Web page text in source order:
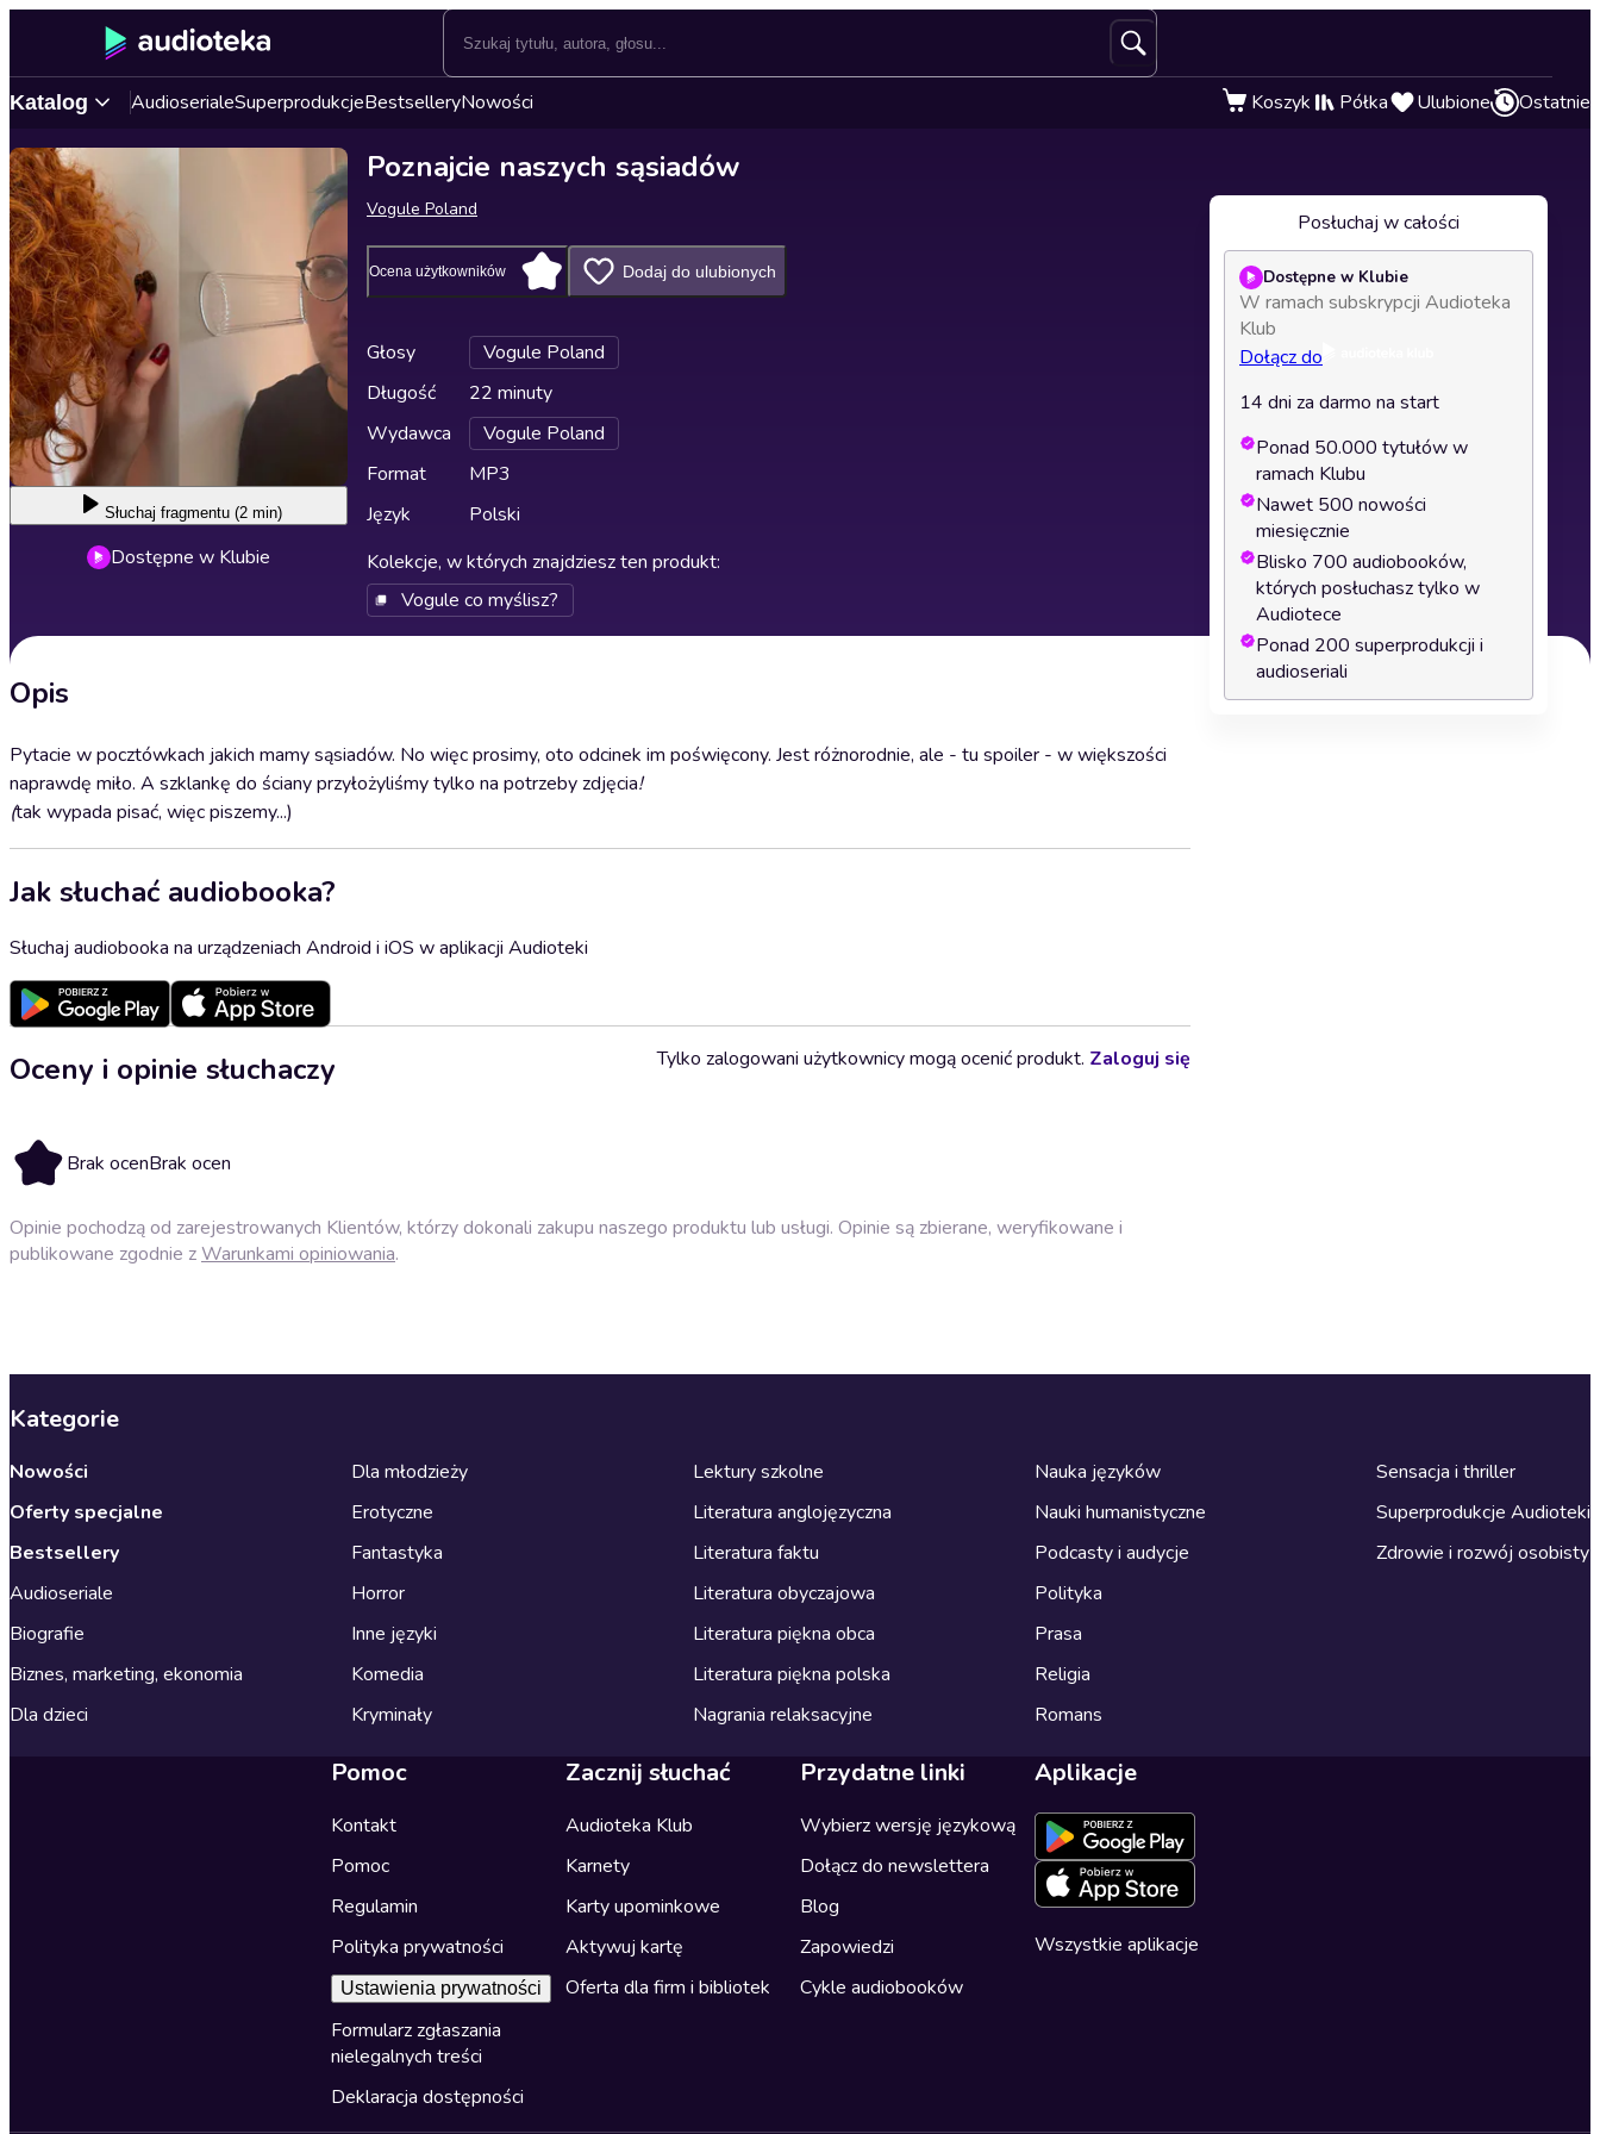
Katalog AudioserialeSuperprodukcjeBestselleryNowości Koszyk Półka Ulubione Ostatnie
Słuchaj fragmentu (2 min)
Dostępne w Klubie
Poznajcie naszych sąsiadów
Vogule Poland
Ocena użytkowników Dodaj do ulubionych
Głosy
Vogule Poland
Długość
22 minuty
Wydawca
Vogule Poland
Format
MP3
Język
Polski
Kolekcje, w których znajdziesz ten produkt:
Vogule co myślisz?
Opis
Pytacie w pocztówkach jakich mamy sąsiadów. No więc prosimy, oto odcinek im poświęcony. Jest różnorodnie, ale - tu spoiler - w większości
naprawdę miło. A szklankę do ściany przyłożyliśmy tylko na potrzeby zdjęcia!
(tak wypada pisać, więc piszemy...)
Jak słuchać audiobooka?
Słuchaj audiobooka na urządzeniach Android i iOS w aplikacji Audioteki
Oceny i opinie słuchaczy
Brak ocenBrak ocen
Tylko zalogowani użytkownicy mogą ocenić produkt. Zaloguj się
Opinie pochodzą od zarejestrowanych Klientów, którzy dokonali zakupu naszego produktu lub usługi. Opinie są zbierane, weryfikowane i
publikowane zgodnie zWarunkami opiniowania.
Posłuchaj w całości
Dostępne w Klubie
W ramach subskrypcji Audioteka
Klub
Dołącz do
14 dni za darmo na start
Ponad 50.000 tytułów w
ramach Klubu
Nawet 500 nowości
miesięcznie
Blisko 700 audiobooków,
których posłuchasz tylko w
Audiotece
Ponad 200 superprodukcji i
audioseriali
Kategorie
Nowości
Oferty specjalne
Bestsellery
Audioseriale
Biografie
Biznes, marketing, ekonomia
Dla dzieci
Dla młodzieży
Erotyczne
Fantastyka
Horror
Inne języki
Komedia
Kryminały
Lektury szkolne
Literatura anglojęzyczna
Literatura faktu
Literatura obyczajowa
Literatura piękna obca
Literatura piękna polska
Nagrania relaksacyjne
Nauka języków
Nauki humanistyczne
Podcasty i audycje
Polityka
Prasa
Religia
Romans
Sensacja i thriller
Superprodukcje Audioteki
Zdrowie i rozwój osobisty
Pomoc
Kontakt
Pomoc
Regulamin
Polityka prywatności
Ustawienia prywatności
Formularz zgłaszania
nielegalnych treści
Deklaracja dostępności
Zacznij słuchać
Audioteka Klub
Karnety
Karty upominkowe
Aktywuj kartę
Oferta dla firm i bibliotek
Przydatne linki
Wybierz wersję językową
Dołącz do newslettera
Blog
Zapowiedzi
Cykle audiobooków
Aplikacje
Wszystkie aplikacje